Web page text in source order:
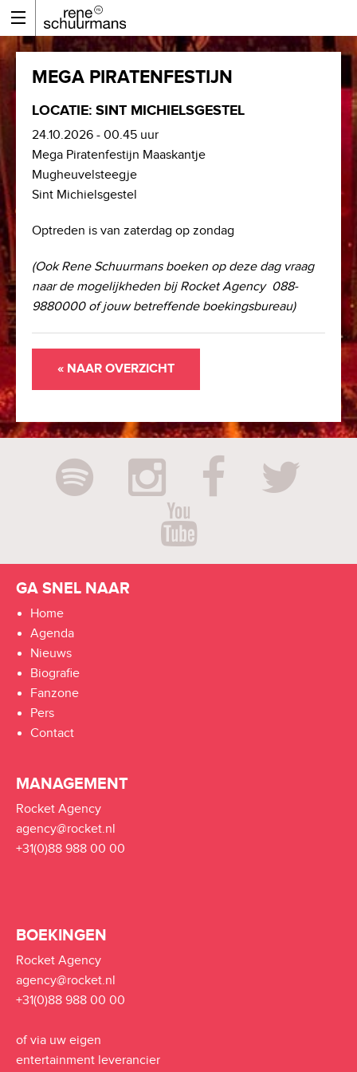
MEGA PIRATENFESTIJN
LOCATIE: SINT MICHIELSGESTEL
24.10.2026 - 00.45 uur
Mega Piratenfestijn Maaskantje
Mugheuvelsteegje
Sint Michielsgestel
Optreden is van zaterdag op zondag
(Ook Rene Schuurmans boeken op deze dag vraag
naar de mogelijkheden bij Rocket Agency 088-
9880000 of jouw betreffende boekingsbureau)
« NAAR OVERZICHT
GA SNEL NAAR
Home
Agenda
Nieuws
Biografie
Fanzone
Pers
Contact
MANAGEMENT
Rocket Agency
agency@rocket.nl
+31(0)88 988 00 00
BOEKINGEN
Rocket Agency
agency@rocket.nl
+31(0)88 988 00 00
of via uw eigen
entertainment leverancier